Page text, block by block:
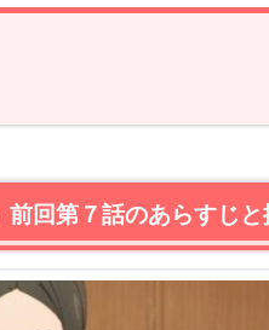
第７話のあらすじと振り返り
でセーラー服が賭けられてしまう
？
話のあらすじ・ネタバレ感想ま
回第７話のあらすじと